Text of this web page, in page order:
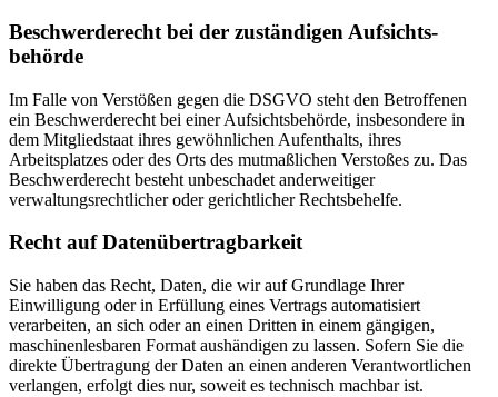
Beschwerde­recht bei der zuständigen Aufsichts­
behörde
Im Falle von Verstößen gegen die DSGVO steht den Betroffenen
ein Beschwerderecht bei einer Aufsichtsbehörde, insbesondere in
dem Mitgliedstaat ihres gewöhnlichen Aufenthalts, ihres
Arbeitsplatzes oder des Orts des mutmaßlichen Verstoßes zu. Das
Beschwerderecht besteht unbeschadet anderweitiger
verwaltungsrechtlicher oder gerichtlicher Rechtsbehelfe.
Recht auf Daten­übertrag­barkeit
Sie haben das Recht, Daten, die wir auf Grundlage Ihrer
Einwilligung oder in Erfüllung eines Vertrags automatisiert
verarbeiten, an sich oder an einen Dritten in einem gängigen,
maschinenlesbaren Format aushändigen zu lassen. Sofern Sie die
direkte Übertragung der Daten an einen anderen Verantwortlichen
verlangen, erfolgt dies nur, soweit es technisch machbar ist.